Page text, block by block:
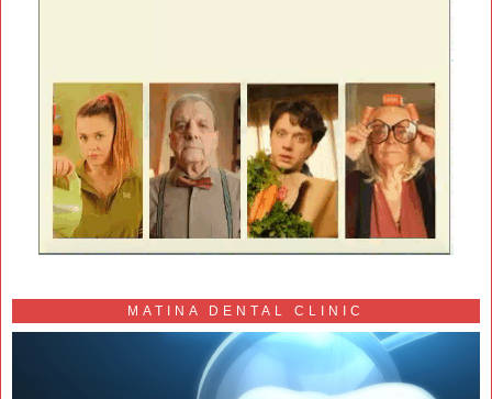
MATINA DENTAL CLINIC